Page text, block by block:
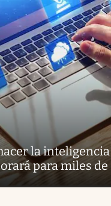
la inteligencia
para miles de